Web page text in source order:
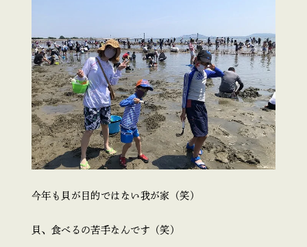
今年も貝が目的ではない我が家（笑）
貝、食べるの苦手なんです（笑）